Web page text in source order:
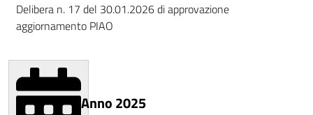
Delibera n. 17 del 30.01.2026 di approvazione
aggiornamento PIAO
Anno 2025